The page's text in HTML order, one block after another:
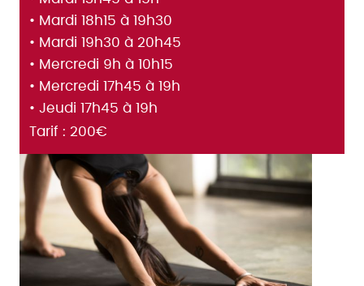
• Mardi 18h15 à 19h30
• Mardi 19h30 à 20h45
• Mercredi 9h à 10h15
• Mercredi 17h45 à 19h
• Jeudi 17h45 à 19h
Tarif : 200€